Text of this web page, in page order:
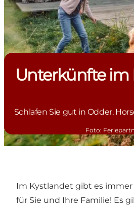
Unterkünfte im
Schlafen Sie gut in Odder,
Foto:
Im Kystlandet gibt es
für Sie und Ihre Familie! Es